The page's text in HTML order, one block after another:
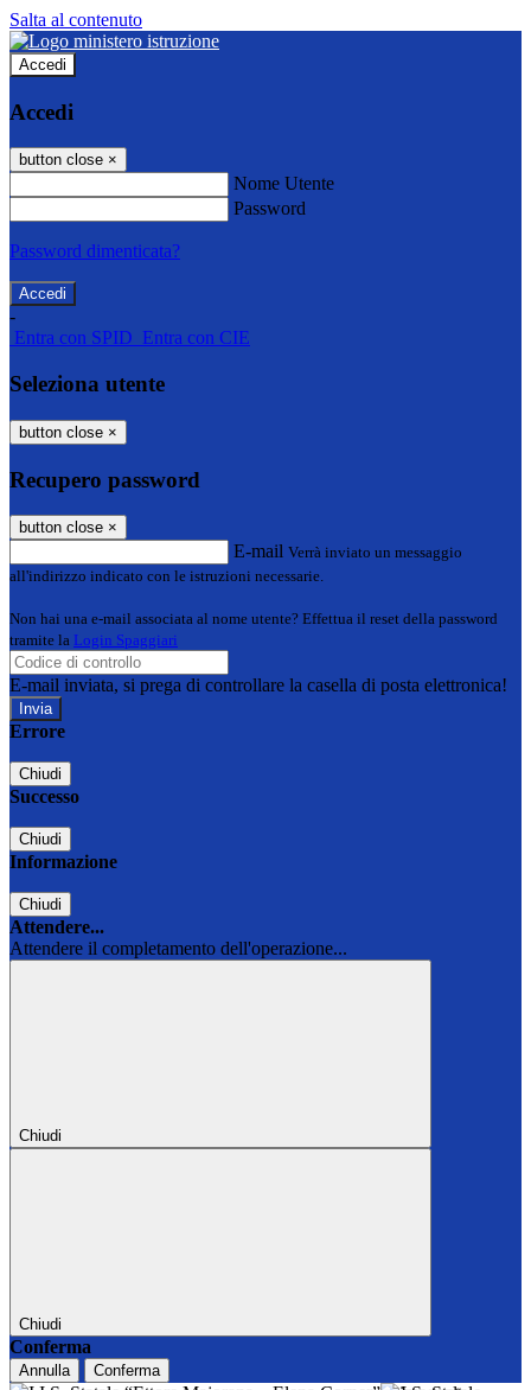
Salta al contenuto
Accedi
Accedi
button close ×
Nome Utente
Password
Password dimenticata?
-
Entra con SPID Entra con CIE
Seleziona utente
button close ×
Recupero password
button close ×
E-mail Verrà inviato un messaggio
all'indirizzo indicato con le istruzioni necessarie.
Non hai una e-mail associata al nome utente? Effettua il reset della password
tramite la Login Spaggiari
E-mail inviata, si prega di controllare la casella di posta elettronica!
Errore
Chiudi
Successo
Chiudi
Informazione
Chiudi
Attendere...
Attendere il completamento dell'operazione...
Chiudi
Chiudi
Conferma
Annulla Conferma